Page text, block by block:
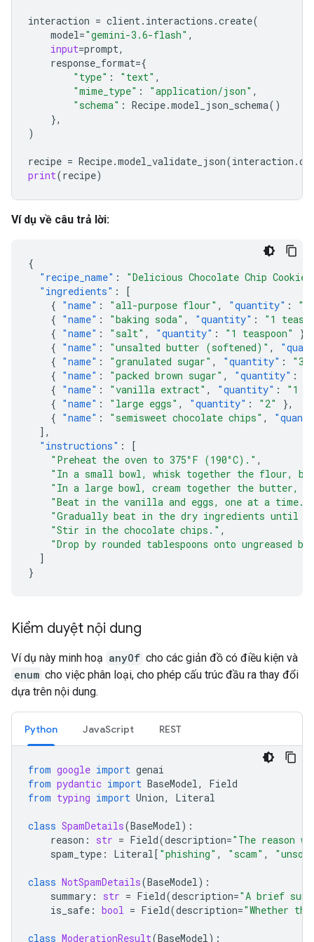
interaction = client. interactions .create(
model="gemini-3.6-flash" ,
input=prompt,
response_format={
"type" : "text" ,
"mime_type" : "application/json" ,
"schema" : Recipe.model_json_schema()
},
)
recipe = Recipe.model_validate_json(interaction .
print(recipe)
Ví dụ về câu trả lời:
{
"recipe_name" :
"Delicious Chocolate Chip
"ingredients" :
[
{ "name" : "all-purpose flour" , "quantity" :
"2
{ "name" : "baking soda" , "quantity" :
"1
{ "name" : "salt" , "quantity" : "1 teaspoon"
},
{ "name" : "unsalted butter (softened)" ,
{ "name" : "granulated sugar" , "quantity" :
"3/
{ "name" : "packed brown sugar" , "quantity" :
{ "name" : "vanilla extract" , "quantity" :
"1
{ "name" : "large eggs" , "quantity" : "2"
},
{ "name" : "semisweet chocolate chips" ,
],
"instructions" :
[
"Preheat the oven to 375°F (190°C)." ,
"In a small bowl, whisk together the flour,
"In a large bowl, cream together the butter,
"Beat in the vanilla and eggs, one at a time."
"Gradually beat in the dry ingredients until
"Stir in the chocolate chips." ,
"Drop by rounded tablespoons onto ungreased
]
}
Kiểm duyệt nội dung
Ví dụ này minh hoạ anyOf cho các giản đồ có điều kiện và
enum cho việc phân loại, cho phép cấu trúc đầu ra thay đổi
dựa trên nội dung.
Python JavaScript REST
from google import genai
from pydantic import BaseModel,
Field
from typing import Union, Literal
class SpamDetails(BaseModel):
reason : str = Field(description="The reason
spam_type : Literal[ "phishing" , "scam" ,
class NotSpamDetails(BaseModel):
summary : str = Field(description="A brief
is_safe : bool = Field(description="Whether
class ModerationResult(BaseModel):